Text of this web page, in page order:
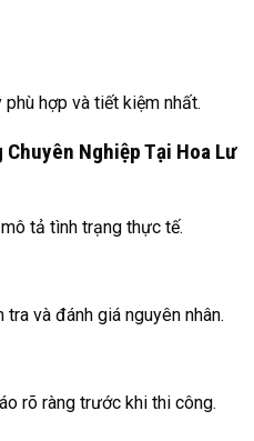
hợp và tiết kiệm nhất.
Nghiệp Tại Hoa Lư
tả tình trạng thực tế.
và đánh giá nguyên nhân.
rõ ràng trước khi thi công.